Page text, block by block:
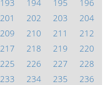
193 194 195
196
201 202 203
204
209 210 211
212
217 218 219
220
225 226 227
228
233 234 235
236